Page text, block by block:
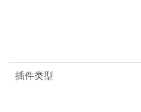
插件类型